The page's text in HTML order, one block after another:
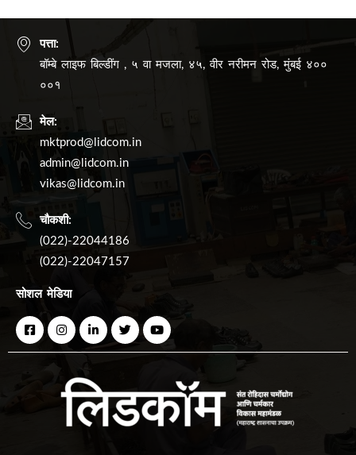
पत्ता:
बॉम्बे लाइफ बिल्डींग , ५ वा मजला, ४५, वीर नरीमन रोड, मुंबई ४००
००१
मेल:
mktprod@lidcom.in
admin@lidcom.in
vikas@lidcom.in
चौकशी:
(022)-22044186
(022)-22047157
सोशल मेडिया